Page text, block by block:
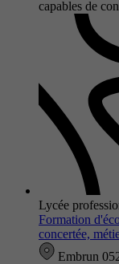
capables de
Lycée
Formation
concertée,
Embrun